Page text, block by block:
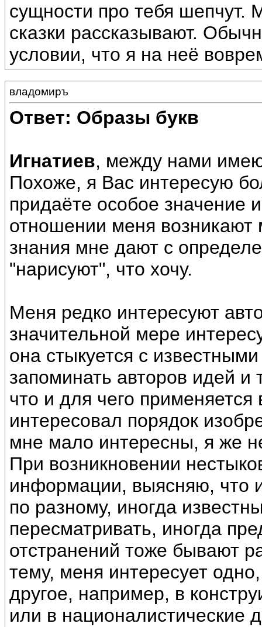
сущности про тебя
сказки рассказывают.
условии, что я на неё
владомиръ
Ответ: Образы букв
Игнатиев, между нами
Похоже, я Вас интересую
придаёте особое значение
отношении меня возникают
знания мне дают с
"нарисуют", что хочу.
Меня редко интересуют
значительной мере
она стыкуется с
запоминать авторов идей и
что и для чего применяется
интересовал порядок
мне мало интересны, я же
При возникновении
информации, выясняю, что
по разному, иногда
пересматривать, иногда
отстранений тоже бывают
тему, меня интересует
другое, например, в
или в националистические